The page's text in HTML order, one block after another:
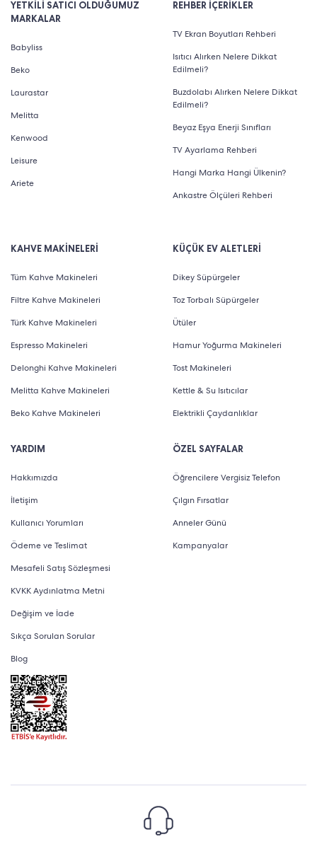
YETKİLİ SATICI OLDUĞUMUZ
MARKALAR
Babyliss
Beko
Laurastar
Melitta
Kenwood
Leisure
Ariete
REHBER İÇERİKLER
TV Ekran Boyutları Rehberi
Isıtıcı Alırken Nelere Dikkat
Edilmeli?
Buzdolabı Alırken Nelere Dikkat
Edilmeli?
Beyaz Eşya Enerji Sınıfları
TV Ayarlama Rehberi
Hangi Marka Hangi Ülkenin?
Ankastre Ölçüleri Rehberi
KAHVE MAKİNELERİ
Tüm Kahve Makineleri
Filtre Kahve Makineleri
Türk Kahve Makineleri
Espresso Makineleri
Delonghi Kahve Makineleri
Melitta Kahve Makineleri
Beko Kahve Makineleri
YARDIM
Hakkımızda
İletişim
Kullanıcı Yorumları
Ödeme ve Teslimat
Mesafeli Satış Sözleşmesi
KVKK Aydınlatma Metni
Değişim ve İade
Sıkça Sorulan Sorular
Blog
KÜÇÜK EV ALETLERİ
Dikey Süpürgeler
Toz Torbalı Süpürgeler
Ütüler
Hamur Yoğurma Makineleri
Tost Makineleri
Kettle & Su Isıtıcılar
Elektrikli Çaydanlıklar
ÖZEL SAYFALAR
Öğrencilere Vergisiz Telefon
Çılgın Fırsatlar
Anneler Günü
Kampanyalar